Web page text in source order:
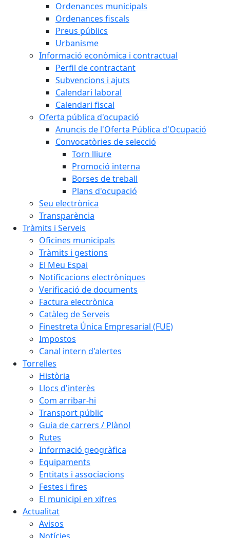
Ordenances municipals
Ordenances fiscals
Preus públics
Urbanisme
Informació econòmica i contractual
Perfil de contractant
Subvencions i ajuts
Calendari laboral
Calendari fiscal
Oferta pública d'ocupació
Anuncis de l'Oferta Pública d'Ocupació
Convocatòries de selecció
Torn lliure
Promoció interna
Borses de treball
Plans d'ocupació
Seu electrònica
Transparència
Tràmits i Serveis
Oficines municipals
Tràmits i gestions
El Meu Espai
Notificacions electròniques
Verificació de documents
Factura electrònica
Catàleg de Serveis
Finestreta Única Empresarial (FUE)
Impostos
Canal intern d'alertes
Torrelles
Història
Llocs d'interès
Com arribar-hi
Transport públic
Guia de carrers / Plànol
Rutes
Informació geogràfica
Equipaments
Entitats i associacions
Festes i fires
El municipi en xifres
Actualitat
Avisos